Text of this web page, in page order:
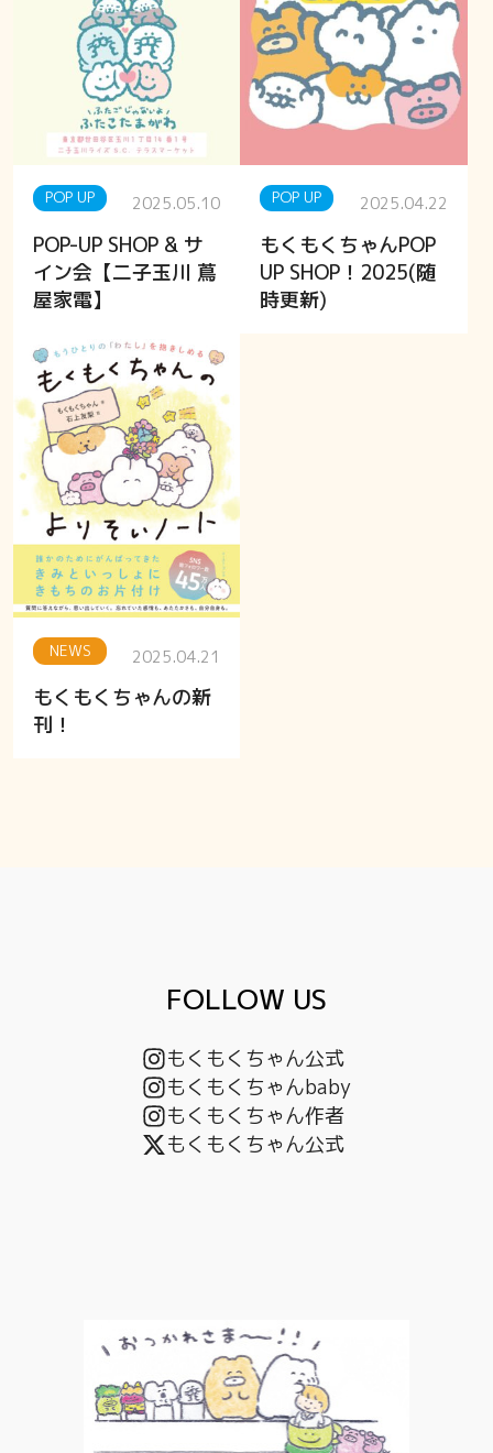
POP UP 2025.05.10
POP-UP SHOP & サ
イン会【二子玉川 蔦
屋家電】
POP UP 2025.04.22
もくもくちゃんPOP
UP SHOP！2025(随
時更新)
NEWS 2025.04.21
もくもくちゃんの新
刊！
FOLLOW US
もくもくちゃん公式
もくもくちゃんbaby
もくもくちゃん作者
もくもくちゃん公式